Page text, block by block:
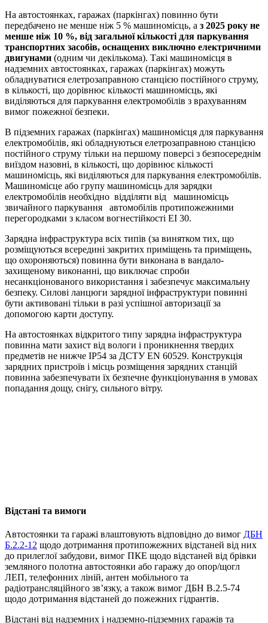
На автостоянках, гаражах (паркінгах) повинно бути
передбачено не менше ніж 5 % машиномісць, а з 2025 року не
менше ніж 10 %, від загальної кількості для паркування
транспортних засобів, оснащених виключно електричними
двигунами (одним чи декількома). Такі машиномісця в
надземних автостоянках, гаражах (паркінгах) можуть
обладнуватися елетрозаправною станцією постійного струму,
в кількості, що дорівнює кількості машиномісць, які
виділяються для паркування електромобілів з врахуванням
вимог пожежної безпеки.
В підземних гаражах (паркінгах) машиномісця для паркування
електромобілів, які обладнуються елетрозаправною станцією
постійного струму тільки на першому поверсі з безпосереднім
виїздом назовні, в кількості, що дорівнює кількості
машиномісць, які виділяються для паркування електромобілів.
Машиномісце або групу машиномісць для зарядки
електромобілів необхідно відділяти від машиномісць
звичайного паркування автомобілів протипожежними
перегородками з класом вогнестійкості ЕІ 30.
Зарядна інфраструктура всіх типів (за винятком тих, що
розміщуються всередині закритих приміщень та приміщень,
що охороняються) повинна бути виконана в вандало-
захищеному виконанні, що виключає спроби
несанкціонованого використання і забезпечує максимальну
безпеку. Силові ланцюги зарядної інфраструктури повинні
бути активовані тільки в разі успішної авторизації за
допомогою карти доступу.
На автостоянках відкритого типу зарядна інфраструктура
повинна мати захист від вологи і проникнення твердих
предметів не нижче IP54 за ДСТУ EN 60529. Конструкція
зарядних пристроїв і місць розміщення зарядних станцій
повинна забезпечувати їх безпечне функціонування в умовах
попадання дощу, снігу, сильного вітру.
Відстані та вимоги
Автостоянки та гаражі влаштовують відповідно до вимог ДБН
Б.2.2-12 щодо дотримання протипожежних відстаней від них
до прилеглої забудови, вимог ПКЕ щодо відстаней від брівки
земляного полотна автостоянки або гаражу до опор/щогл
ЛЕП, телефонних ліній, антен мобільного та
радіотрансляційного зв’язку, а також вимог ДБН В.2.5-74
щодо дотримання відстаней до пожежних гідрантів.
Відстані від надземних і надземно-підземних гаражів та